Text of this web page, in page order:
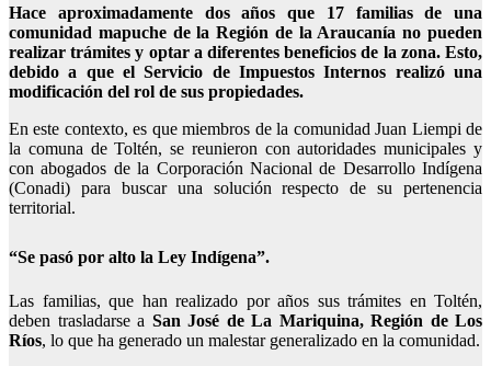
Hace aproximadamente dos años que 17 familias de una
comunidad mapuche de la Región de la Araucanía no pueden
realizar trámites y optar a diferentes beneficios de la zona. Esto,
debido a que el Servicio de Impuestos Internos realizó una
modificación del rol de sus propiedades.
En este contexto, es que miembros de la comunidad Juan Liempi de
la comuna de Toltén, se reunieron con autoridades municipales y
con abogados de la Corporación Nacional de Desarrollo Indígena
(Conadi) para buscar una solución respecto de su pertenencia
territorial.
“Se pasó por alto la Ley Indígena”.
Las familias, que han realizado por años sus trámites en Toltén,
deben trasladarse a San José de La Mariquina, Región de Los
Ríos, lo que ha generado un malestar generalizado en la comunidad.